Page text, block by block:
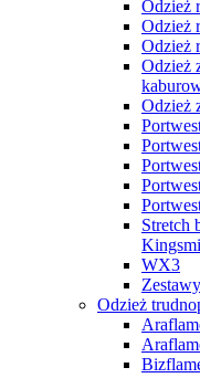
Odzież
Odzież
Odzież
Odzież
Odzież
Stretch
WX3
Odzież